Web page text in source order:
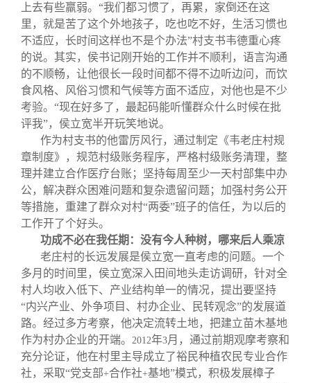
上去有些羸弱。“我们都习惯了，再累，家倒还在这
里，就是苦了这个外地孩子，吃也吃不好，生活习惯也
不适应，长时间这样也不是个办法”村支书韦德重心疼
的说。其实，侯书记刚开始的工作并不顺利，语言沟通
的不顺畅，让他很长一段时间都不得不边听边问，而饮
食风格、风俗习惯和气候等方面不适应，对他也是不少
考验。“现在好多了，最起码能听懂群众什么时候在批
评我”，侯立宽半开玩笑地说。
作为村支书的他雷厉风行，通过制定《韦老庄村规
章制度》，规范村级账务程序，严格村级账务清理，整
理并建立合作医疗台账；坚持每周至少一天村部集中办
公，解决群众困难问题和复杂遗留问题；加强村务公开
等措施，重建了群众对村“两委”班子的信任，为以后的
工作开了个好头。
功成不必在我任期：没有今人种树，哪来后人乘凉
老庄村的长远发展是侯立宽一直考虑的问题。一个
多月的时间里，侯立宽深入田间地头走访调研，针对全
村人均收入低下、产业结构单一的情况，提出要坚持
“内兴产业、外争项目、村办企业、民转观念”的发展道
路。经过多方考察，他决定流转土地，把建立苗木基地
作为村办企业的开端。 2012年3月，通过前期观摩考察和
充分论证，他在村里主导成立了裕民种植农民专业合作
社，采取“党支部+合作社+基地”模式，积极发展樟子